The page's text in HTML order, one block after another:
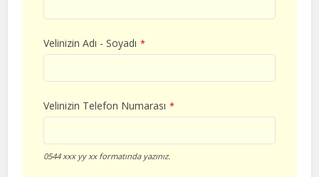
Velinizin Adı - Soyadı *
Velinizin Telefon Numarası *
0544 xxx yy xx formatında yazınız.